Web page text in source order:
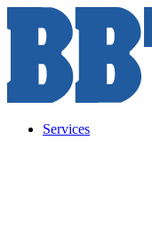
Services